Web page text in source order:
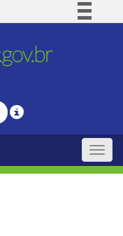
Comunica BR
Legislação
Toggle